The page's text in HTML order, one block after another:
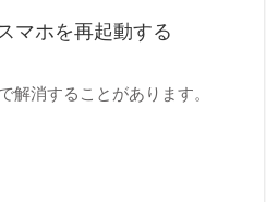
マホを再起動する
解消することがあります。